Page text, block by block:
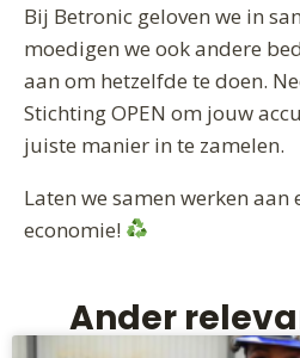
Bij Betronic geloven we in
moedigen we ook andere
aan om hetzelfde te doen.
Stichting OPEN om jouw
juiste manier in te zamelen.
Laten we samen werken aan
economie!
Ander